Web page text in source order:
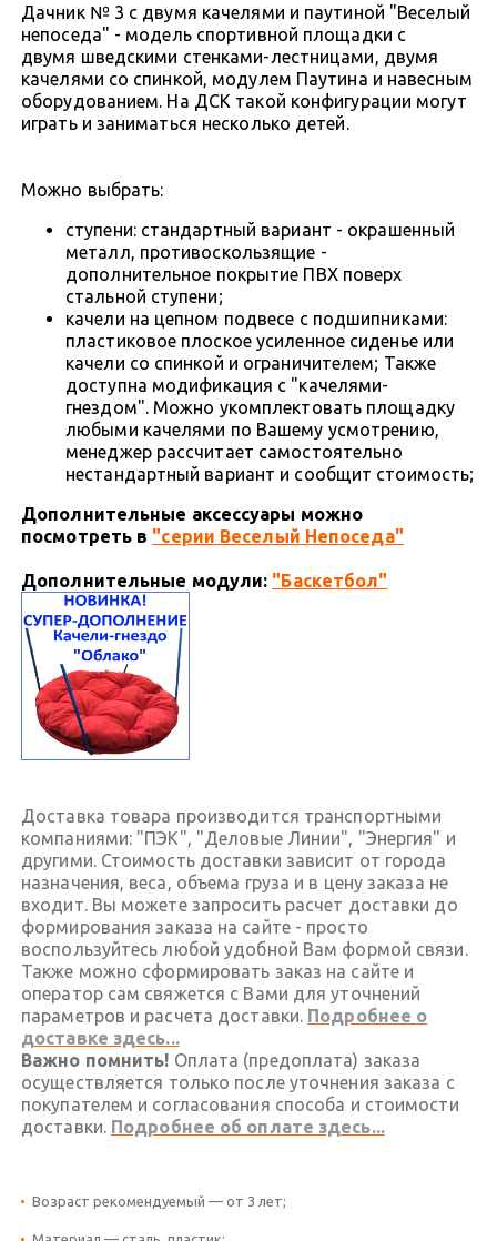
Дачник № 3 с двумя качелями и паутиной "Веселый
непоседа" - модель спортивной площадки с
двумя шведскими стенками-лестницами, двумя
качелями со спинкой, модулем Паутина и навесным
оборудованием. На ДСК такой конфигурации могут
играть и заниматься несколько детей.
Можно выбрать:
ступени: стандартный вариант - окрашенный
металл, противоскользящие -
дополнительное покрытие ПВХ поверх
стальной ступени;
качели на цепном подвесе с подшипниками:
пластиковое плоское усиленное сиденье или
качели со спинкой и ограничителем; Также
доступна модификация с "качелями-
гнездом". Можно укомплектовать площадку
любыми качелями по Вашему усмотрению,
менеджер рассчитает самостоятельно
нестандартный вариант и сообщит стоимость;
Дополнительные аксессуары можно
посмотреть в "серии Веселый Непоседа"
Дополнительные модули: "Баскетбол"
Доставка товара производится транспортными
компаниями: "ПЭК", "Деловые Линии", "Энергия" и
другими. Стоимость доставки зависит от города
назначения, веса, объема груза и в цену заказа не
входит. Вы можете запросить расчет доставки до
формирования заказа на сайте - просто
воспользуйтесь любой удобной Вам формой связи.
Также можно сформировать заказ на сайте и
оператор сам свяжется с Вами для уточнений
параметров и расчета доставки. Подробнее о
доставке здесь...
Важно помнить! Оплата (предоплата) заказа
осуществляется только после уточнения заказа с
покупателем и согласования способа и стоимости
доставки. Подробнее об оплате здесь...
Возраст рекомендуемый — от 3 лет;